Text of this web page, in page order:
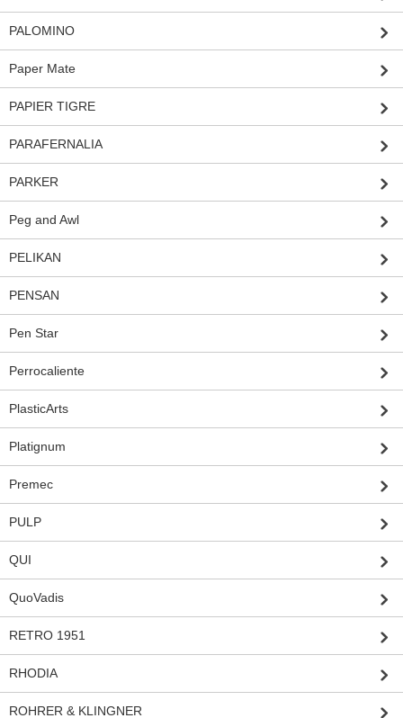
PALOMINO
Paper Mate
PAPIER TIGRE
PARAFERNALIA
PARKER
Peg and Awl
PELIKAN
PENSAN
Pen Star
Perrocaliente
PlasticArts
Platignum
Premec
PULP
QUI
QuoVadis
RETRO 1951
RHODIA
ROHRER & KLINGNER